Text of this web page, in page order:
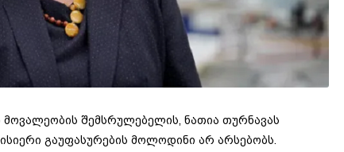
შემსრულებელის, ნათია თურნავას
გაუფასურების მოლოდინი არ არსებობს.